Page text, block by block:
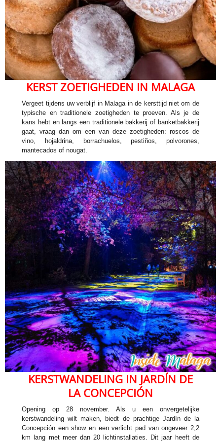
KERST ZOETIGHEDEN IN MALAGA
Vergeet tijdens uw verblijf in Malaga in de kersttijd niet om de
typische en traditionele zoetigheden te proeven. Als je de
kans hebt en langs een traditionele bakkerij of banketbakkerij
gaat, vraag dan om een ​​van deze zoetigheden: roscos de
vino, hojaldrina, borrachuelos, pestiños, polvorones,
mantecados of nougat.
KERSTWANDELING IN JARDÍN DE
LA CONCEPCIÓN
Opening op 28 november. Als u een onvergetelijke
kerstwandeling wilt maken, biedt de prachtige Jardín de la
Concepción een show en een verlicht pad van ongeveer 2,2
km lang met meer dan 20 lichtinstallaties. Dit jaar heeft de